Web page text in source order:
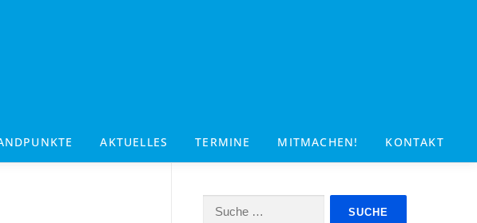
AKTUELLES TERMINE MITMACHEN! KONTAKT
Suche